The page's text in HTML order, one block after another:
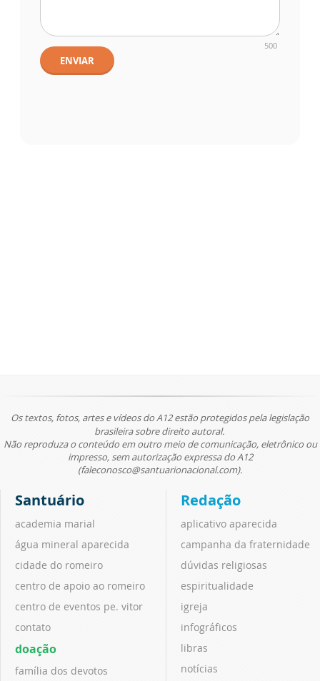
500
ENVIAR
Os textos, fotos, artes e vídeos do A12 estão protegidos pela legislação
brasileira sobre direito autoral.
Não reproduza o conteúdo em outro meio de comunicação, eletrônico ou
impresso, sem autorização expressa do A12
(faleconosco@santuarionacional.com).
Santuário
academia marial
água mineral aparecida
cidade do romeiro
centro de apoio ao romeiro
centro de eventos pe. vitor
contato
doação
família dos devotos
Redação
aplicativo aparecida
campanha da fraternidade
dúvidas religiosas
espiritualidade
igreja
infográficos
libras
notícias